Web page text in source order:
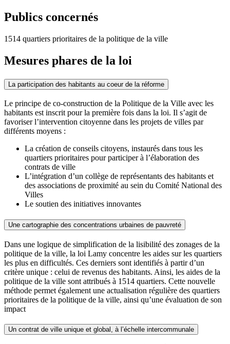
Publics concernés
1514 quartiers prioritaires de la politique de la ville
Mesures phares de la loi
La participation des habitants au coeur de la réforme
Le principe de co-construction de la Politique de la Ville avec les
habitants est inscrit pour la première fois dans la loi. Il s’agit de
favoriser l’intervention citoyenne dans les projets de villes par
différents moyens :
La création de conseils citoyens, instaurés dans tous les
quartiers prioritaires pour participer à l’élaboration des
contrats de ville
L’intégration d’un collège de représentants des habitants et
des associations de proximité au sein du Comité National des
Villes
Le soutien des initiatives innovantes
Une cartographie des concentrations urbaines de pauvreté
Dans une logique de simplification de la lisibilité des zonages de la
politique de la ville, la loi Lamy concentre les aides sur les quartiers
les plus en difficultés. Ces derniers sont identifiés à partir d’un
critère unique : celui de revenus des habitants. Ainsi, les aides de la
politique de la ville sont attribués à 1514 quartiers. Cette nouvelle
méthode permet également une actualisation régulière des quartiers
prioritaires de la politique de la ville, ainsi qu’une évaluation de son
impact
Un contrat de ville unique et global, à l’échelle intercommunale